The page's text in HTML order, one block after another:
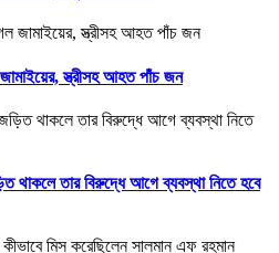
জামাইয়ের, স্ত্রীসহ আহত পাঁচ জন
থাকলে তার বিরুদ্ধে আগে ব্যবস্থা নিতে হবে